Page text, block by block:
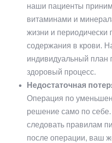
наши пациенты
витаминами и
жизни и периодически
содержания в крови.
индивидуальный план
здоровый процесс.
Недостаточная
Операция по
решение само по
следовать правилам
после операции, ваш